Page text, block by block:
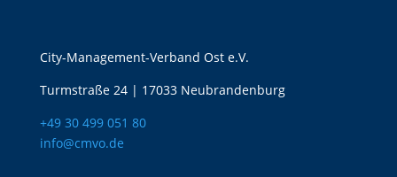
City-Management-Verband Ost e.V.
Turmstraße 24 | 17033 Neubrandenburg
+49 30 499 051 80
info@cmvo.de